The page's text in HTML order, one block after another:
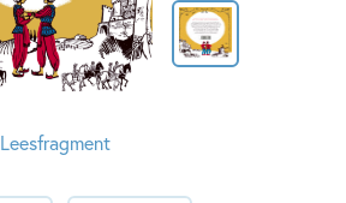
Leesfragment